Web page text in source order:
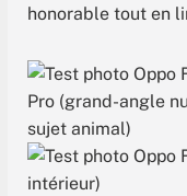
honorable tout en